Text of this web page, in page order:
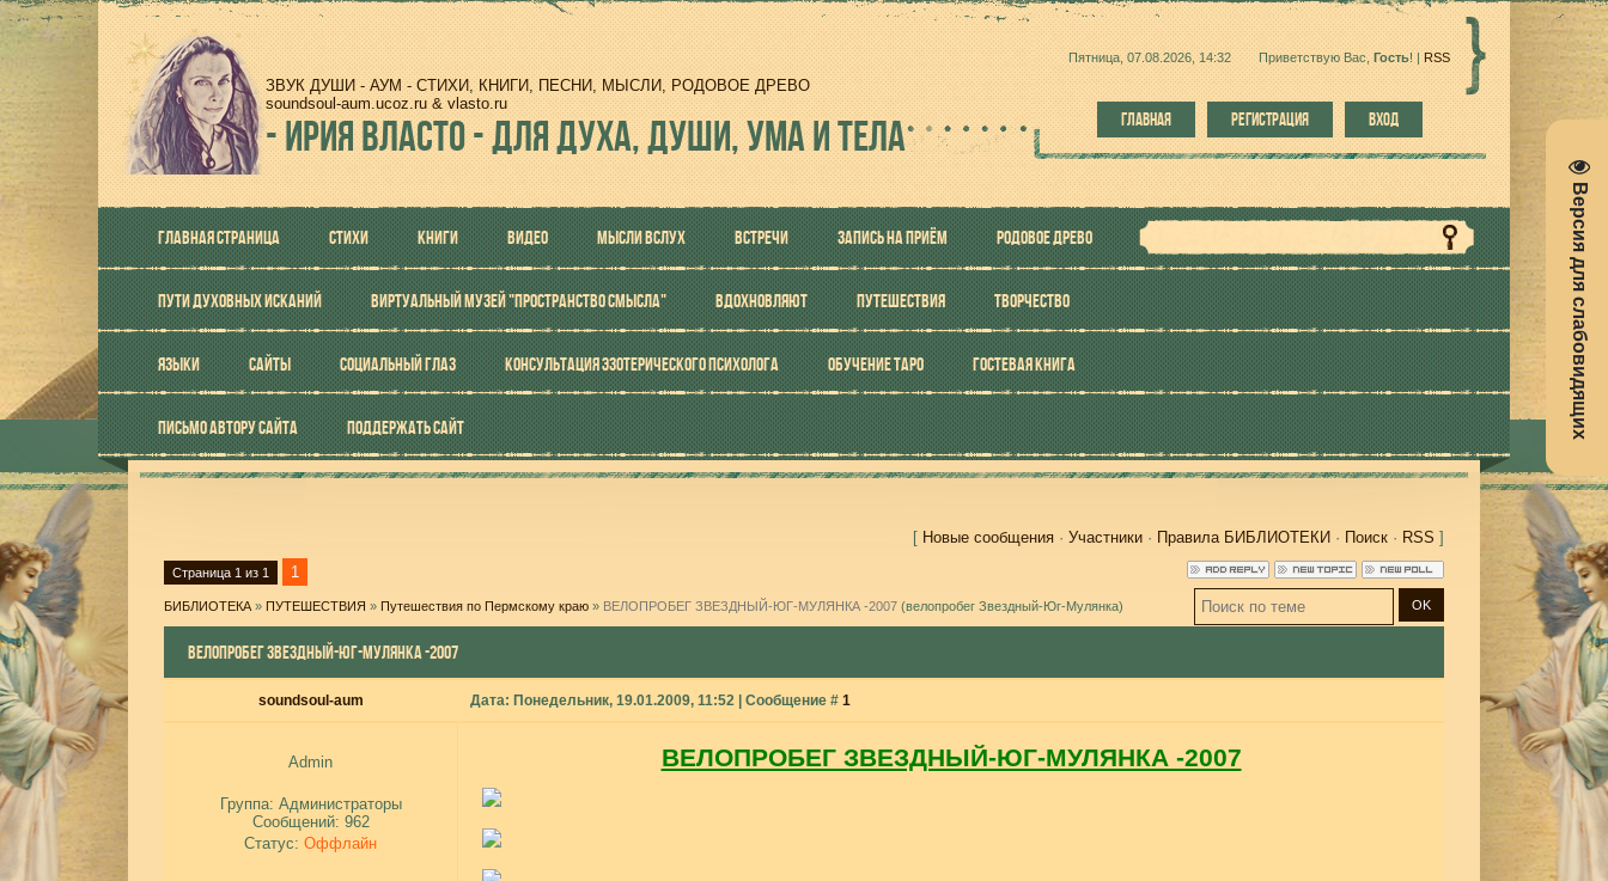
Версия для слабовидящих
ЗВУК ДУШИ - АУМ - СТИХИ, КНИГИ, ПЕСНИ, МЫСЛИ, РОДОВОЕ ДРЕВО
soundsoul-aum.ucoz.ru & vlasto.ru
-ИРИЯ ВЛАСТО - ДЛЯ ДУХА, ДУШИ, УМА И ТЕЛА
Пятница, 07.08.2026, 14:32 Приветствую Вас Гость! | RSS
ГЛАВНАЯ РЕГИСТРАЦИЯ ВХОД
ГЛАВНАЯ СТРАНИЦА СТИХИ КНИГИ ВИДЕО МЫСЛИ ВСЛУХ ВСТРЕЧИ ЗАПИСЬ НА ПРИЁМ РОДОВОЕ ДРЕВО
ПУТИ ДУХОВНЫХ ИСКАНИЙ ВИРТУАЛЬНЫЙ МУЗЕЙ "ПРОСТРАНСТВО СМЫСЛА" ВДОХНОВЛЯЮТ ПУТЕШЕСТВИЯ ТВОРЧЕСТВО
ЯЗЫКИ САЙТЫ СОЦИАЛЬНЫЙ ГЛАЗ КОНСУЛЬТАЦИЯ ЭЗОТЕРИЧЕСКОГО ПСИХОЛОГА ОБУЧЕНИЕ ТАРО ГОСТЕВАЯ КНИГА
ПИСЬМО АВТОРУ САЙТА ПОДДЕРЖАТЬ САЙТ
[ Новые сообщения · Участники · Правила БИБЛИОТЕКИ · Поиск · RSS ]
Страница 1 из 1 1
БИБЛИОТЕКА » ПУТЕШЕСТВИЯ » Путешествия по Пермскому краю » ВЕЛОПРОБЕГ ЗВЕЗДНЫЙ-ЮГ-МУЛЯНКА -2007 (велопробег Звездный-Юг-Мулянка)
ВЕЛОПРОБЕГ ЗВЕЗДНЫЙ-ЮГ-МУЛЯНКА -2007
soundsoul-aum Дата: Понедельник, 19.01.2009, 11:52 | Сообщение # 1
Admin
Группа: Администраторы
Сообщений: 962
Статус: Оффлайн
ВЕЛОПРОБЕГ ЗВЕЗДНЫЙ-ЮГ-МУЛЯНКА -2007